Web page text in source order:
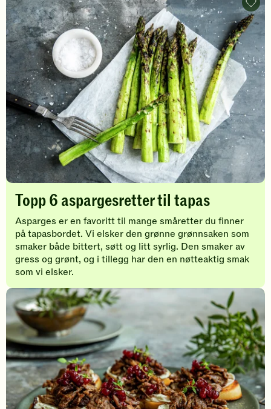
for
å
gi
din
vurdering.
for
å
gi
din
vurdering.
Topp 6 aspargesretter til tapas
Asparges er en favoritt til mange småretter du finner
på tapasbordet. Vi elsker den grønne grønnsaken som
smaker både bittert, søtt og litt syrlig. Den smaker av
gress og grønt, og i tillegg har den en nøtteaktig smak
som vi elsker.
Topp
6
til
tapas
-
legg
til